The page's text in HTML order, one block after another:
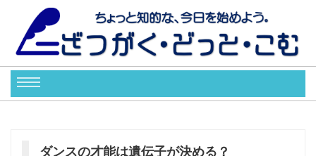
ダンスの才能は遺伝子が決める？